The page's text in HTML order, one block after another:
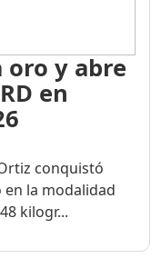
oro y abre
en
conquistó
en la modalidad
kilogr...